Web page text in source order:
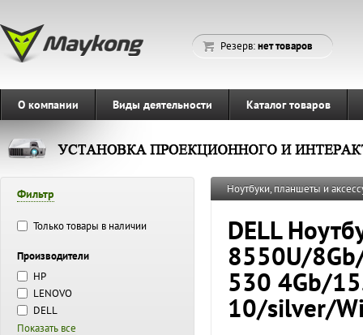
Резерв:нет товаров
О компании Виды деятельности Каталог товаров
Фильтр
Только товары в наличии
Производители
HP
LENOVO
DELL
Показать все
Ноутбуки, планшеты и
DELL
8550U/
530 4Gb/
10/silver/